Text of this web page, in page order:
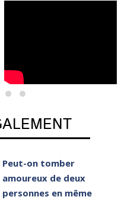
Peut-on tomber
amoureux de deux
personnes en même